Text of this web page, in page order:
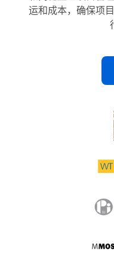
运和成本，确保项